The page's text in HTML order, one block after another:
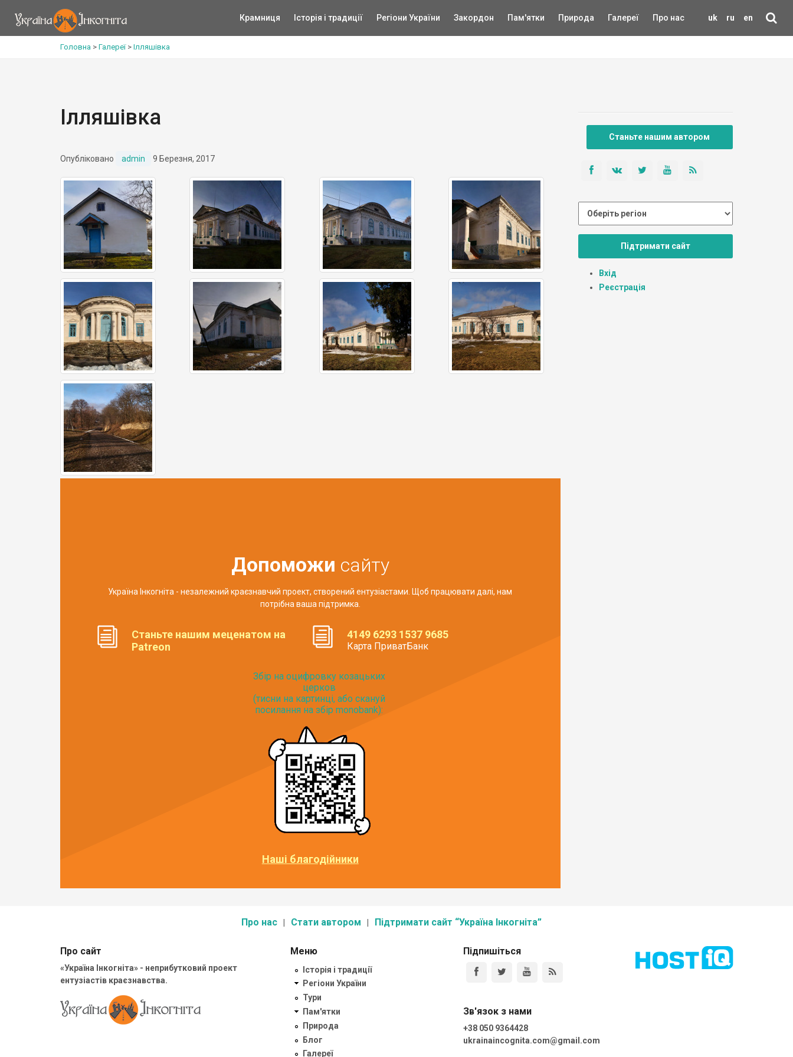
uk ru en
Крамниця Історія і традиції Регіони України Закордон Пам'ятки Природа Галереї Про нас
Головна > Галереї> Ілляшівка
Ілляшівка
Опубліковано admin 9 Березня, 2017
Допоможи сайту
Україна Інкогніта - незалежний краєзнавчий проект, створений ентузіастами. Щоб працювати далі, нам
потрібна ваша підтримка.
Станьте нашим меценатом на
Patreon
4149 6293 1537 9685
Карта ПриватБанк
Збір на оцифровку козацьких
церков
(тисни на картинці, або скануй
посилання на збір monobank):
Наші благодійники
Станьте нашим автором
Підтримати сайт
Вхід
Реєстрація
Про нас Стати автором Підтримати сайт “Україна Інкогніта”
Про сайт
«Україна Інкогніта» - неприбутковий проект
ентузіастів краєзнавства.
Меню
Історія і традиції
Регіони України
Тури
Пам'ятки
Природа
Блог
Галереї
Підпишіться
Зв'язок з нами
+38 050 9364428
ukrainaincognita.com@gmail.com